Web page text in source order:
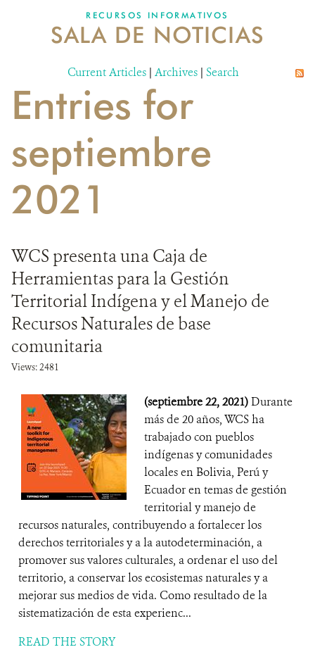
NOSOTROS
DONA
RECURSOS INFORMATIVOS
SALA DE NOTICIAS
Current Articles | Archives | Search
Entries for
septiembre
2021
WCS presenta una Caja de
Herramientas para la Gestión
Territorial Indígena y el Manejo de
Recursos Naturales de base
comunitaria
Views: 2481
(septiembre 22, 2021)Durante
más de 20 años, WCS ha
trabajado con pueblos
indígenas y comunidades
locales en Bolivia, Perú y
Ecuador en temas de gestión
territorial y manejo de
recursos naturales, contribuyendo a fortalecer los
derechos territoriales y a la autodeterminación, a
promover sus valores culturales, a ordenar el uso del
territorio, a conservar los ecosistemas naturales y a
mejorar sus medios de vida. Como resultado de la
sistematización de esta experienc...
READ THE STORY